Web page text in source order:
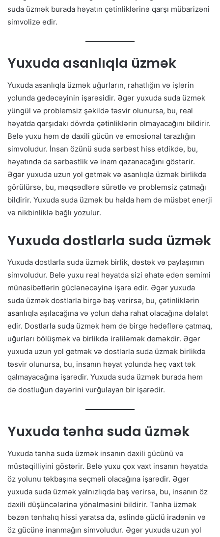
suda üzmək burada həyatın çətinliklərinə qarşı mübarizəni
simvolizə edir.
Yuxuda asanlıqla üzmək
Yuxuda asanlıqla üzmək uğurların, rahatlığın və işlərin
yolunda gedəcəyinin işarəsidir. Əgər yuxuda suda üzmək
yüngül və problemsiz şəkildə təsvir olunursa, bu, real
həyatda qarşıdakı dövrdə çətinliklərin olmayacağını bildirir.
Belə yuxu həm də daxili gücün və emosional tarazlığın
simvoludur. İnsan özünü suda sərbəst hiss etdikdə, bu,
həyatında da sərbəstlik və inam qazanacağını göstərir.
Əgər yuxuda uzun yol getmək və asanlıqla üzmək birlikdə
görülürsə, bu, məqsədlərə sürətlə və problemsiz çatmağı
bildirir. Yuxuda suda üzmək bu halda həm də müsbət enerji
və nikbinliklə bağlı yozulur.
Yuxuda dostlarla suda üzmək
Yuxuda dostlarla suda üzmək birlik, dəstək və paylaşımın
simvoludur. Belə yuxu real həyatda sizi əhatə edən səmimi
münasibətlərin güclənəcəyinə işarə edir. Əgər yuxuda
suda üzmək dostlarla birgə baş verirsə, bu, çətinliklərin
asanlıqla aşılacağına və yolun daha rahat olacağına dəlalət
edir. Dostlarla suda üzmək həm də birgə hədəflərə çatmaq,
uğurları bölüşmək və birlikdə irəliləmək deməkdir. Əgər
yuxuda uzun yol getmək və dostlarla suda üzmək birlikdə
təsvir olunursa, bu, insanın həyat yolunda heç vaxt tək
qalmayacağına işarədir. Yuxuda suda üzmək burada həm
də dostluğun dəyərini vurğulayan bir işarədir.
Yuxuda tənha suda üzmək
Yuxuda tənha suda üzmək insanın daxili gücünü və
müstəqilliyini göstərir. Belə yuxu çox vaxt insanın həyatda
öz yolunu təkbaşına seçməli olacağına işarədir. Əgər
yuxuda suda üzmək yalnızlıqda baş verirsə, bu, insanın öz
daxili düşüncələrinə yönəlməsini bildirir. Tənha üzmək
bəzən tənhalıq hissi yaratsa da, əslində güclü iradənin və
öz gücünə inanmağın simvoludur. Əgər yuxuda uzun yol